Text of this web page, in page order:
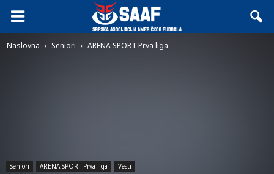
Naslovna Seniori ARENA SPORT Prva liga
Seniori ARENA SPORT Prva liga Vesti